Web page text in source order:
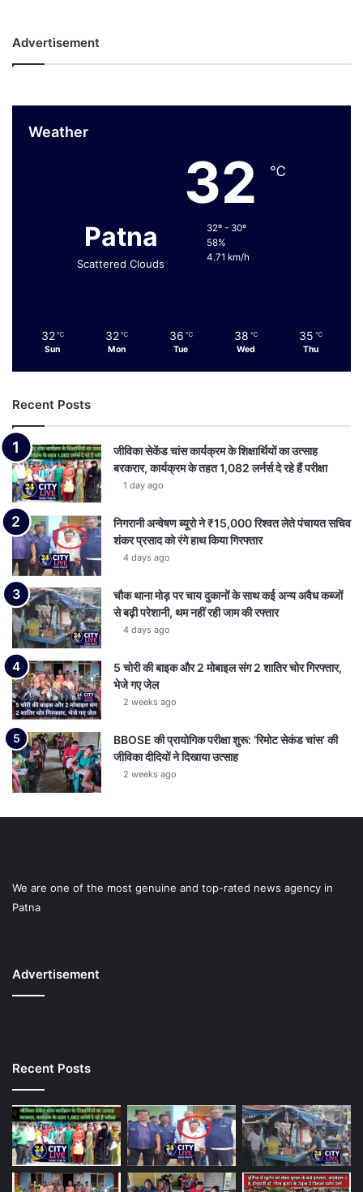
Advertisement
Weather
Patna
Scattered Clouds
32 ℃
32º - 30º
58%
4.71 km/h
32 ℃
Sun
32 ℃
Mon
36 ℃
Tue
38 ℃
Wed
35 ℃
Thu
Recent Posts
जीविका सेकेंड चांस कार्यक्रम के शिक्षार्थियों का उत्साह
बरकरार, कार्यक्रम के तहत 1,082 लर्नर्स दे रहे हैं परीक्षा
1 day ago
निगरानी अन्वेषण ब्यूरो ने ₹15,000 रिश्वत लेते पंचायत सचिव
शंकर प्रसाद को रंगे हाथ किया गिरफ्तार
4 days ago
चौक थाना मोड़ पर चाय दुकानों के साथ कई अन्य अवैध कब्जों
से बढ़ी परेशानी, थम नहीं रही जाम की रफ्तार
4 days ago
5 चोरी की बाइक और 2 मोबाइल संग 2 शातिर चोर गिरफ्तार,
भेजे गए जेल
2 weeks ago
BBOSE की प्रायोगिक परीक्षा शुरू: ‘रिमोट सेकंड चांस’ की
जीविका दीदियों ने दिखाया उत्साह
2 weeks ago
We are one of the most genuine and top-rated news agency in
Patna
Advertisement
Recent Posts